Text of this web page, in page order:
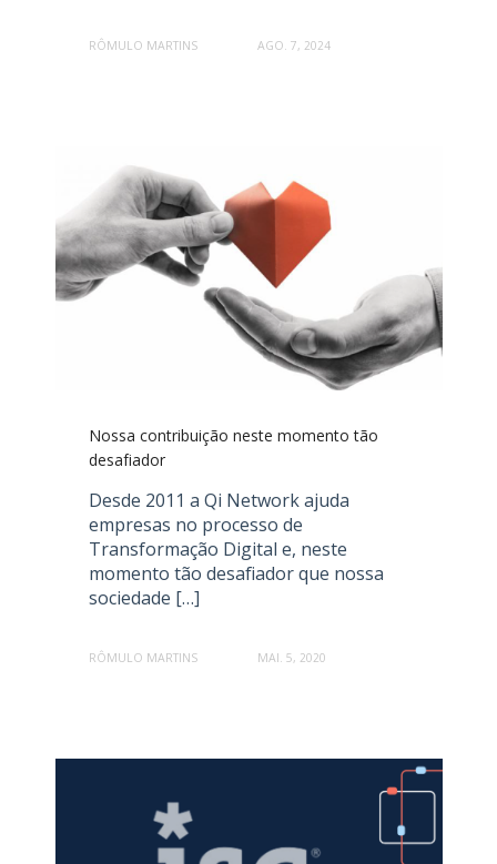
RÔMULO MARTINS AGO. 7, 2024
Nossa contribuição neste momento tão
desafiador
Desde 2011 a Qi Network ajuda
empresas no processo de
Transformação Digital e, neste
momento tão desafiador que nossa
sociedade […]
RÔMULO MARTINS MAI. 5, 2020